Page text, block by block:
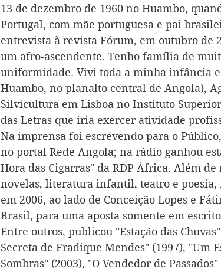
13 de dezembro de 1960 no Huambo,
Portugal, com mãe portuguesa e pai
entrevista à revista Fórum, em outubro de
um afro-ascendente. Tenho família de
uniformidade. Vivi toda a minha infância
Huambo, no planalto central de Angola),
Silvicultura em Lisboa no Instituto
das Letras que iria exercer atividade
Na imprensa foi escrevendo para o
no portal Rede Angola; na rádio ganhou
Hora das Cigarras" da RDP África. Além
novelas, literatura infantil, teatro e poesia,
em 2006, ao lado de Conceição Lopes e
Brasil, para uma aposta somente em
Entre outros, publicou "Estação das
Secreta de Fradique Mendes" (1997), "Um
Sombras" (2003), "O Vendedor de